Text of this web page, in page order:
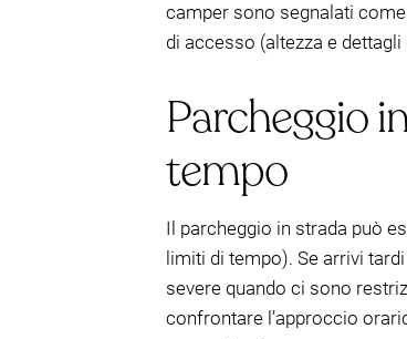
camper sono segnalati
di accesso (altezza e
Parcheggio
tempo
Il parcheggio in strada può
limiti di tempo). Se arrivi
severe quando ci sono
confrontare l’approccio